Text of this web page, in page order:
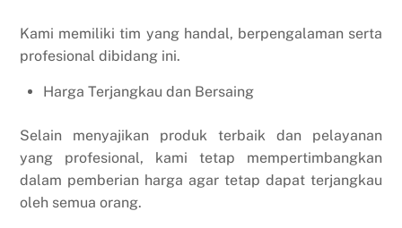
Kami memiliki tim yang handal, berpengalaman serta
profesional dibidang ini.
Harga Terjangkau dan Bersaing
Selain menyajikan produk terbaik dan pelayanan
yang profesional, kami tetap mempertimbangkan
dalam pemberian harga agar tetap dapat terjangkau
oleh semua orang.